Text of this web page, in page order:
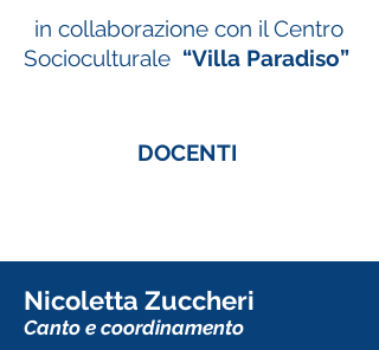
in collaborazione con il Centro
Socioculturale “Villa Paradiso”
DOCENTI
Nicoletta Zuccheri
Canto e coordinamento